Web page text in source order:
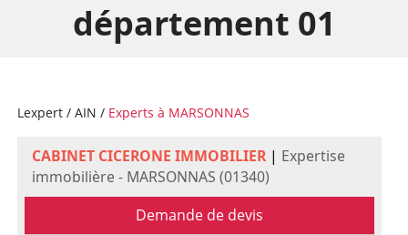
département 01
Lexpert/ AIN / Experts à MARSONNAS
CABINET CICERONE IMMOBILIER| Expertise
immobilière - MARSONNAS (01340)
Demande de devis